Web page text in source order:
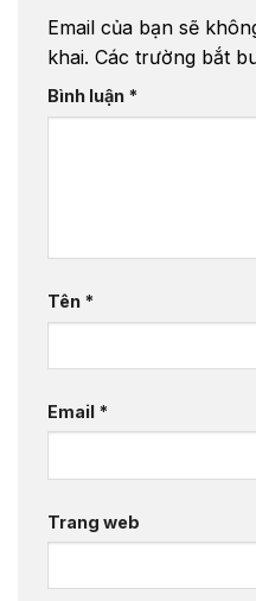
Email của bạn sẽ
khai. Các trường bắt
Bình luận *
Tên *
Email *
Trang web